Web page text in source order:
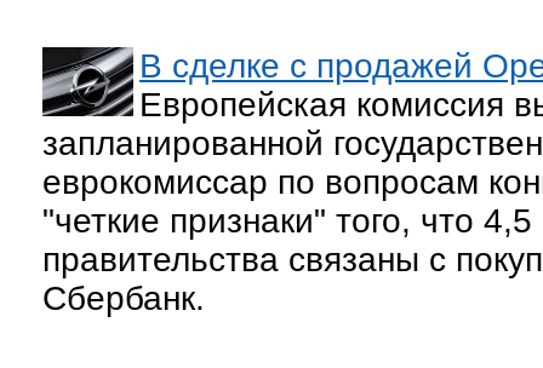
В сделке с продажей
Европейская комиссия
запланированной
еврокомиссар по вопросам
"четкие признаки" того, что
правительства связаны с
Сбербанк.